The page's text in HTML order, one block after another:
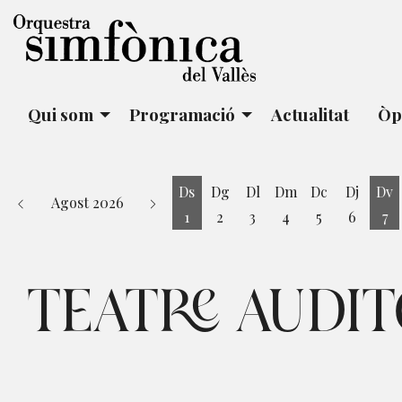
Qui som Programació Actualitat
Agost 2026
Ds
1
Dg
2
Dl
3
Dm
4
Dc
5
Dj
6
Dv
7
TEATRE